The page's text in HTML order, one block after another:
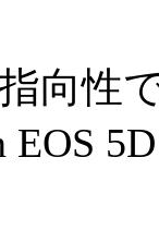
向性
EOS